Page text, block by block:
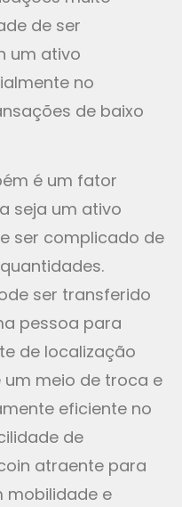
de ser
um ativo
no
de baixo
é um fator
seja um ativo
ser complicado de
ser transferido
pessoa para
de localização
meio de troca e
eficiente no
de
atraente para
mobilidade e